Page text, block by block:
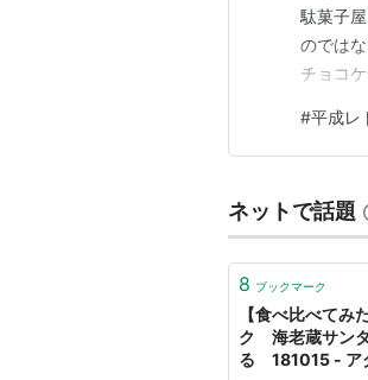
駄菓子
のでは
チョコ
発売と
サンダ
#平成レ
ネットで話題
8 ブックマーク
【食べ比べてみ
ク 海老蔵サン
る 181015 - ア